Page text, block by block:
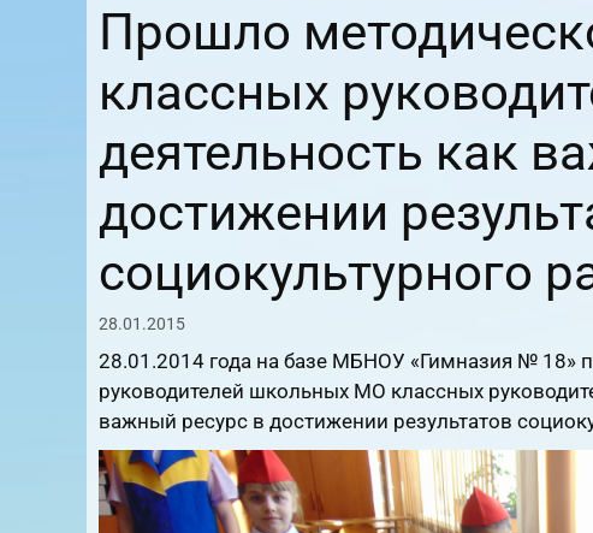
Прошло
классных
деятельность как
достижении
социокультурного
28.01.2015
28.01.2014 года на базе МБНОУ «Гимназия № 18»
руководителей школьных МО классных
важный ресурс в достижении результатов